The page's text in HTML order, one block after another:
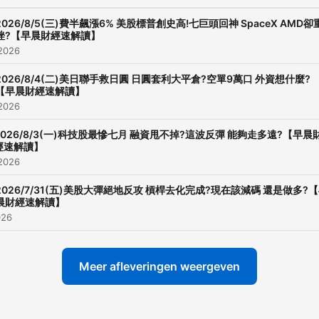
8/5(三)費半飆漲6% 美股標普創史高!七巨頭回神 SpaceX AMD卻
?【早晨財經速解讀】
8/4(二)美日聯手救日圓 日圓套利大平倉?空單9萬口 外資想什麼?
早晨財經速解讀】
8/3(一)科技股最慘七月 融資甩不掉?這波反彈 能夠走多遠?【早晨
速解讀】
7/31(五)美股大彈絕地反攻 槓桿去化完成?現在該減碼 還是做多?
財經速解讀】
Meer afleveringen weergeven